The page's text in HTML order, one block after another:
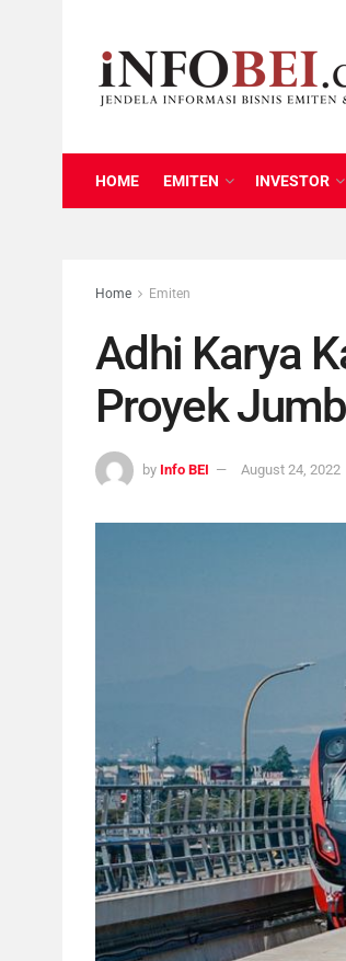
HOME EMITEN INVESTOR
Home Emiten
Adhi Karya
Proyek
by Info BEI August 24, 2022